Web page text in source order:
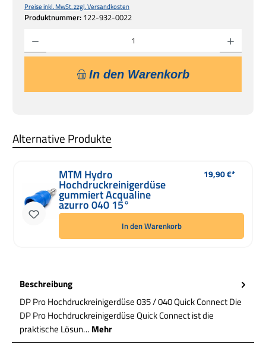
Preise inkl. MwSt. zzgl. Versandkosten
Produktnummer: 122-932-0022
In den Warenkorb
Alternative Produkte
MTM Hydro
Hochdruckreinigerdüse
gummiert Acqualine
azurro 040 15°
Regulärer Preis:
19,90 €*
In den Warenkorb
Beschreibung
DP Pro Hochdruckreinigerdüse 035 / 040 Quick Connect Die
DP Pro Hochdruckreinigerdüse Quick Connect ist die
praktische Lösun… Mehr